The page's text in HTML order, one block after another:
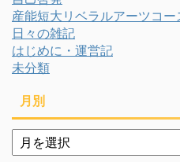
産能短大リベラルアーツコー
日々の雑記
はじめに・運営記
未分類
月別
月
別